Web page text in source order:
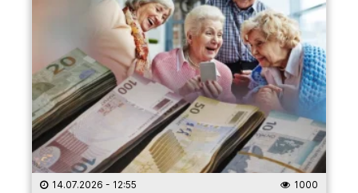
14.07.2026 - 12:55 1000